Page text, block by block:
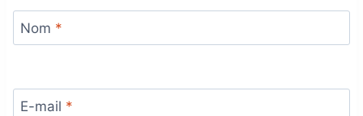
Nom *
E-mail *